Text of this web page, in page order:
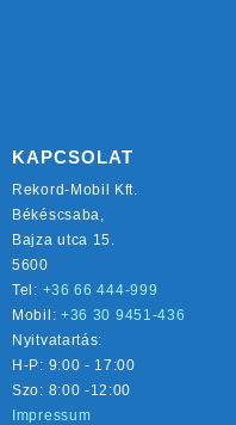
KAPCSOLAT
Rekord-Mobil Kft.
Békéscsaba,
Bajza utca 15.
5600
Tel: +36 66 444-999
Mobil: +36 30 9451-436
Nyitvatartás:
H-P: 9:00 - 17:00
Szo: 8:00 -12:00
Impressum